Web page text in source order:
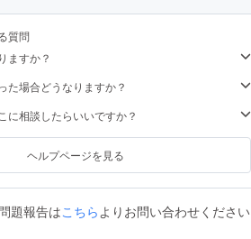
質問
ますか？
た場合どうなりますか？
に相談したらいいですか？
ヘルプページを見る
題報告はこちら よりお問い合わせください